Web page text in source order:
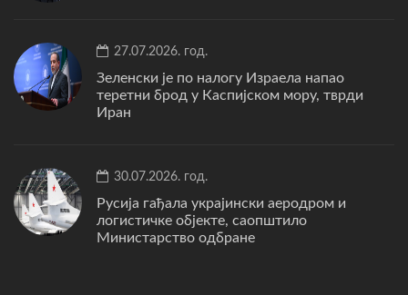
27.07.2026. год.
Зеленски је по налогу Израела напао
теретни брод у Каспијском мору, тврди
Иран
30.07.2026. год.
Русија гађала украјински аеродром и
логистичке објекте, саопштило
Министарство одбране